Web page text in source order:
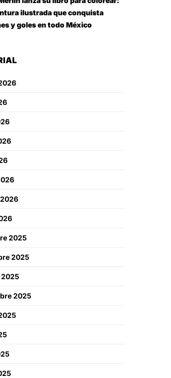
ilustrada que conquista
y goles en todo México
2025
2025
2025